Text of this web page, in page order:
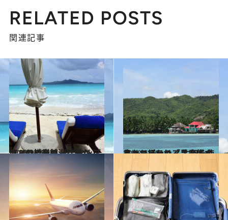
RELATED POSTS
関連記事
2018.9.29
フィリピンの海に浮かぶアマンの老舗 「アマンプロ」の神業マッサージ
旅＆お出かけ 2018.6.30
フィリピンの「黒魔術の島」で行われる 生卵を使ったミステリアスな儀式とは
旅＆お出かけ